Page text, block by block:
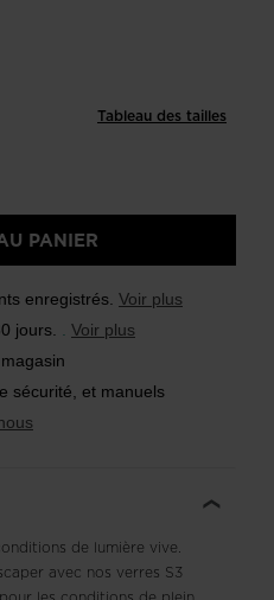
Tableau des tailles
PANIER
enregistrés. Voir plus
jours.
Voir plus
sécurité, et manuels
de lumière vive.
avec nos verres S3